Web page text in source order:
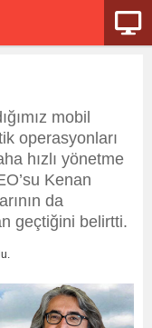
mobil
operasyonları
hızlı yönetme
Kenan
da
geçtiğini belirtti.